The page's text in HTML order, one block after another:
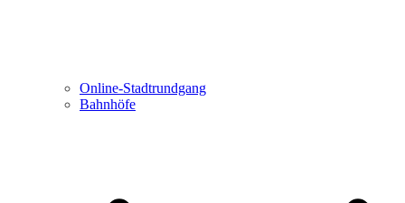
Online-Stadtrundgang
Bahnhöfe